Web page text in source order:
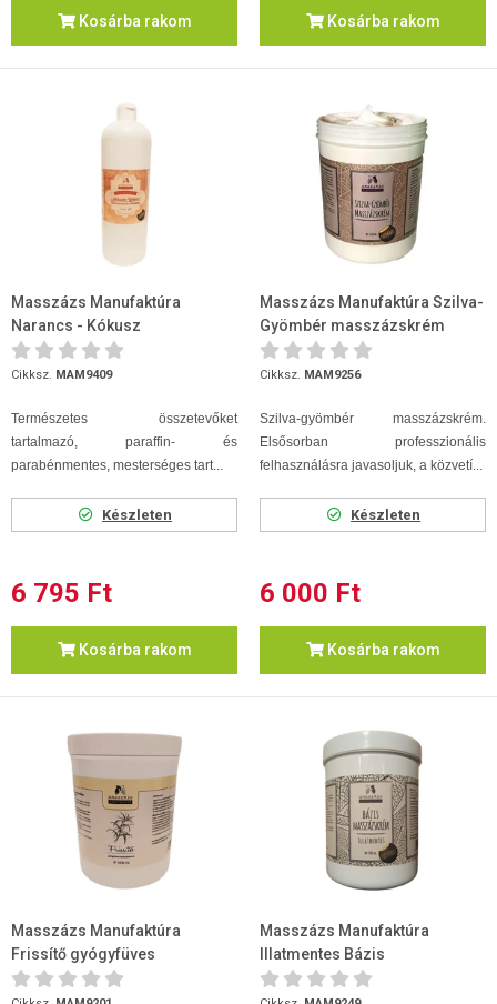
Kosárba rakom Kosárba rakom
Masszázs Manufaktúra
Narancs - Kókusz
masszázsolaj 1000ml
Cikksz. MAM9409
Természetes összetevőket
tartalmazó, paraffin- és
parabénmentes, mesterséges tart...
Készleten
6 795 Ft
Kosárba rakom
Masszázs Manufaktúra Szilva-
Gyömbér masszázskrém
(shea vajas) 1000ml
Cikksz. MAM9256
Szilva-gyömbér masszázskrém.
Elsősorban professzionális
felhasználásra javasoljuk, a közvetí...
Készleten
6 000 Ft
Kosárba rakom
Masszázs Manufaktúra
Frissítő gyógyfüves
masszázskrém 1000ml
Masszázs Manufaktúra
Illatmentes Bázis
masszázskrém (shea vajas)...